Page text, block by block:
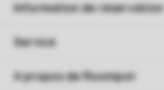
Information de réservation
Service
A propos de Roompot